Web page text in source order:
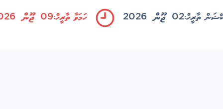
ތާރީހް:02 ޖޫން 2026 ހަމަވާ ތާރީހް:09 ޖޫން 2026